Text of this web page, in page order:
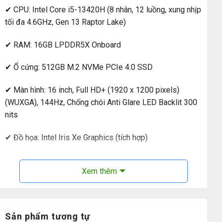
✔ CPU: Intel Core i5-13420H (8 nhân, 12 luồng, xung nhịp
tối đa 4.6GHz, Gen 13 Raptor Lake)
✔ RAM: 16GB LPDDR5X Onboard
✔ Ổ cứng: 512GB M.2 NVMe PCIe 4.0 SSD
✔ Màn hình: 16 inch, Full HD+ (1920 x 1200 pixels)
(WUXGA), 144Hz, Chống chói Anti Glare LED Backlit 300
nits
✔ Đồ họa: Intel Iris Xe Graphics (tích hợp)
✔ Webcam: Camera FHD 1080p; Có màn trập camera
✔ Kết nối: 2x USB 3.2 Gen 1 Type-A (tốc độ dữ liệu lên
TMDS 1x Giắc cắm âm thanh kết hợp 3.5mm
Xem thêm
Sản phẩm tương tự